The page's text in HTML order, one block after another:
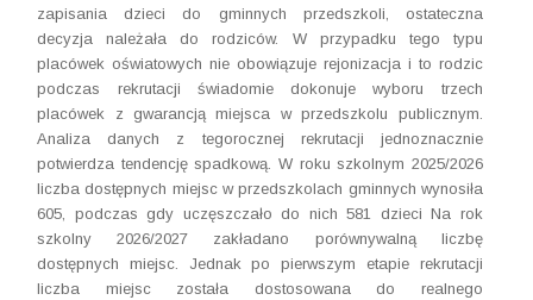
zapisania dzieci do gminnych przedszkoli, ostateczna
decyzja należała do rodziców. W przypadku tego typu
placówek oświatowych nie obowiązuje rejonizacja i to rodzic
podczas rekrutacji świadomie dokonuje wyboru trzech
placówek z gwarancją miejsca w przedszkolu publicznym.
Analiza danych z tegorocznej rekrutacji jednoznacznie
potwierdza tendencję spadkową. W roku szkolnym 2025/2026
liczba dostępnych miejsc w przedszkolach gminnych wynosiła
605, podczas gdy uczęszczało do nich 581 dzieci Na rok
szkolny 2026/2027 zakładano porównywalną liczbę
dostępnych miejsc. Jednak po pierwszym etapie rekrutacji
liczba miejsc została dostosowana do realnego